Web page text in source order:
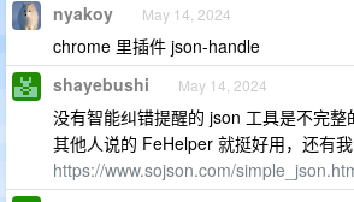
nyakoy May 14, 2024
chrome 里插件 json-handle
shayebushi May 14, 2024
没有智能纠错提醒的 json 工具是不完整
其他人说的 FeHelper 就挺好用，还有
https://www.sojson.com/